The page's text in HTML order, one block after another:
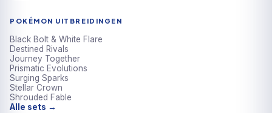
POKÉMON UITBREIDINGEN
Black Bolt & White Flare
Destined Rivals
Journey Together
Prismatic Evolutions
Surging Sparks
Stellar Crown
Shrouded Fable
Alle sets →